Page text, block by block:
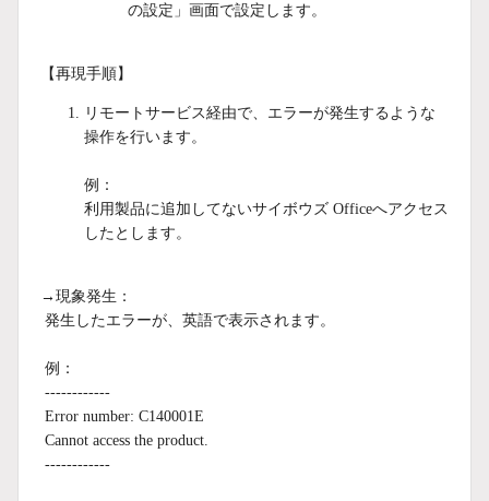
の設定」画面で設定します。
【再現手順】
リモートサービス経由で、エラーが発生するような
操作を行います。
例：
利用製品に追加してないサイボウズ Officeへアクセス
したとします。
→現象発生：
発生したエラーが、英語で表示されます。
例：
------------
Error number: C140001E
Cannot access the product.
------------